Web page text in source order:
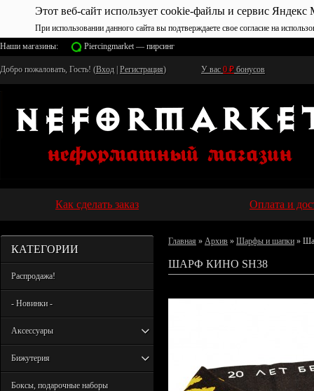
Этот веб-сайт использует cookie-файлы и сервис Яндекс
При использовании данного сайта вы подтверждаете свое согласие на
Наши магазины:
Piercingmarket — пирсинг
Добро пожаловать, Гость! (Вход Регистрация) У вас 0 ₽ бонусов
Как сделать заказ Оплата и
КАТЕГОРИИ
Распродажа!
- Новинки -
Аксессуары
Бижутерия
Боксы, подарочные наборы
Главная » Архив » Шарфы и шапки »
ШАРФ КИНО SH38